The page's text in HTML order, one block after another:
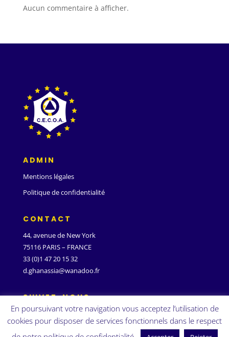
Aucun commentaire à afficher.
ADMIN
Mentions légales
Politique de confidentialité
CONTACT
44, avenue de New York
75116 PARIS – FRANCE
33 (0)1 47 20 15 32
d.ghanassia@wanadoo.fr
SUIVEZ-NOUS
En poursuivant votre navigation vous acceptez l’utilisation de
cookies pour disposer de services fonctionnels dans le respect